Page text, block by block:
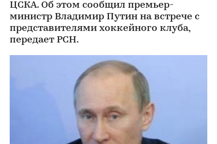
ЦСКА. Об этом сообщил премьер-
министр Владимир Путин на встрече с
представителями хоккейного клуба,
передает РСН.